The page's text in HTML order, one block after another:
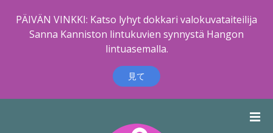
PÄIVÄN VINKKI: Katso lyhyt dokkari valokuvataiteilija
Sanna Kanniston lintukuvien synnystä Hangon
lintuasemalla.
見て